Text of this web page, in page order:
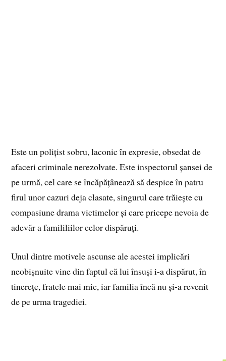
Este un polițist sobru, laconic în expresie, obsedat de
afaceri criminale nerezolvate. Este inspectorul șansei de
pe urmă, cel care se încăpățânează să despice în patru
firul unor cazuri deja clasate, singurul care trăiește cu
compasiune drama victimelor și care pricepe nevoia de
adevăr a famililiilor celor dispăruți.
Unul dintre motivele ascunse ale acestei implicări
neobișnuite vine din faptul că lui însuși i-a dispărut, în
tinerețe, fratele mai mic, iar familia încă nu și-a revenit
de pe urma tragediei.